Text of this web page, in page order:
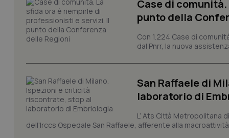
Case di
punto della
Con 1.224 Case di
dal Pnrr, la nuova
San Raffaele di
laboratorio di
L’ Ats Città Metropolitana
dell'Irccs Ospedale San Raffaele, afferente alla
CookieScriptConsent
tracking-enable
session-id